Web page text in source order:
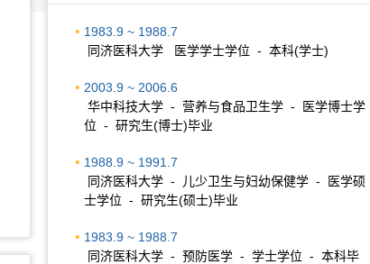
1983.9 ~ 1988.7
同济医科大学 医学学士学位 - 本科(学士)
2003.9 ~ 2006.6
华中科技大学 - 营养与食品卫生学 - 医学博士学
位 - 研究生(博士)毕业
1988.9 ~ 1991.7
同济医科大学 - 儿少卫生与妇幼保健学 - 医学硕
士学位 - 研究生(硕士)毕业
1983.9 ~ 1988.7
同济医科大学 - 预防医学 - 学士学位 - 本科毕